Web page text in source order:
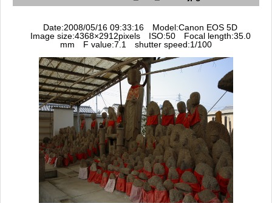
Date:2008/05/16 09:33:16 Model:Canon EOS 5D
Image size:4368×2912pixels ISO:50 Focal length:35.0
mm F value:7.1 shutter speed:1/100